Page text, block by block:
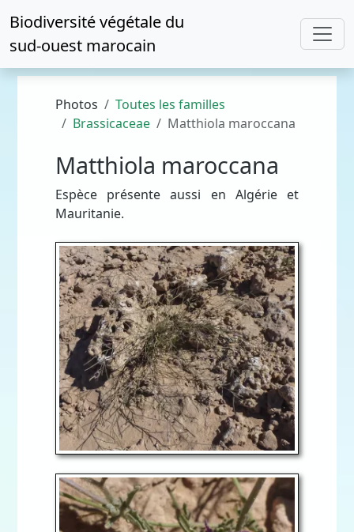
Biodiversité végétale du
sud-ouest marocain
Photos
Toutes les familles
Brassicaceae
Matthiola maroccana
Matthiola maroccana
Espèce présente aussi en Algérie et
Mauritanie.